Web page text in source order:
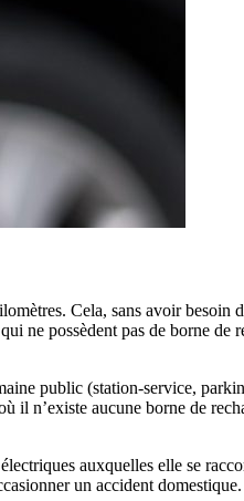
Cela, sans avoir besoin
ne possèdent pas de borne de
public (station-service,
il n’existe aucune borne de
auxquelles elle se
un accident domestique.